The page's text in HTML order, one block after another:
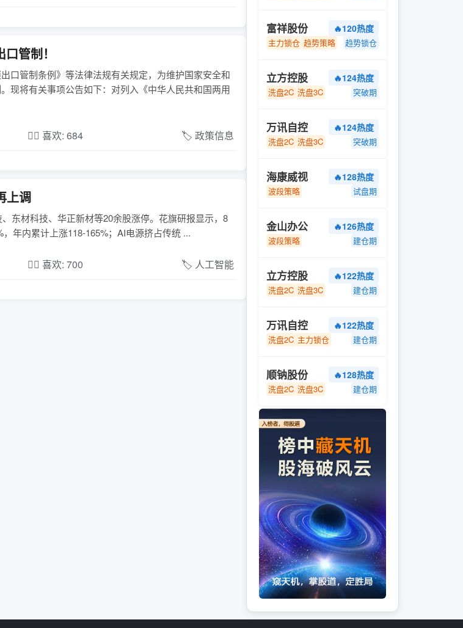
管制！
口管制条例》等法律法规有关规定，为维护国家安全和
现将有关事项公告如下：对列入《中华人民共和国两用
❤️‍🔥 喜欢: 684 🏷️ 政策信息
上调
东材科技、华正新材等20余股涨停。花旗研报显示，8
年内累计上涨118-165%；AI电源挤占传统 ...
❤️‍🔥 喜欢: 700 🏷️ 人工智能
富祥股份 🔥120热度
主力锁仓 趋势策略 趋势锁仓
立方控股 🔥124热度
洗盘2C 洗盘3C 突破期
万讯自控 🔥124热度
洗盘2C 洗盘3C 突破期
海康威视 🔥128热度
波段策略 试盘期
金山办公 🔥126热度
波段策略 建仓期
立方控股 🔥122热度
洗盘2C 洗盘3C 建仓期
万讯自控 🔥122热度
洗盘2C 主力锁仓 建仓期
顺钠股份 🔥128热度
洗盘2C 洗盘3C 建仓期